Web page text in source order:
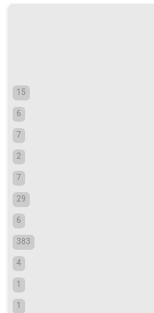
15
6
7
2
7
29
6
383
4
1
1